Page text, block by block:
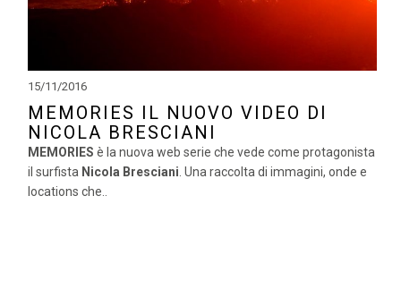
15/11/2016
MEMORIES IL NUOVO VIDEO DI
NICOLA BRESCIANI
MEMORIES è la nuova web serie che vede come protagonista
il surfista Nicola Bresciani . Una raccolta di immagini, onde e
locations che..